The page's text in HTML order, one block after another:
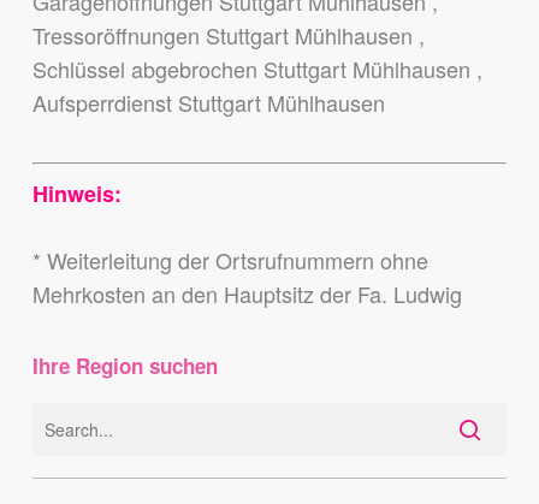
Tressoröffnungen Stuttgart Mühlhausen ,
Schlüssel abgebrochen Stuttgart Mühlhausen ,
Aufsperrdienst Stuttgart Mühlhausen
Hinweis:
* Weiterleitung der Ortsrufnummern ohne
Mehrkosten an den Hauptsitz der Fa. Ludwig
Ihre Region suchen